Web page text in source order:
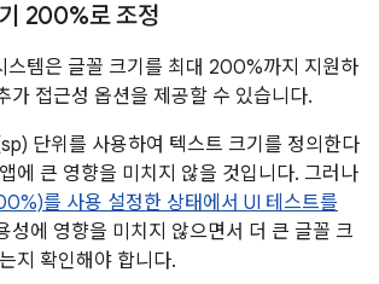
200%로 조정
스템은 글꼴 크기를 최대 200%까지 지원하
가 접근성 옵션을 제공할 수 있습니다.
단위를 사용하여 텍스트 크기를 정의한다
에 큰 영향을 미치지 않을 것입니다. 그러나
를 사용 설정한 상태에서 UI 테스트를
성에 영향을 미치지 않으면서 더 큰 글꼴 크
지 확인해야 합니다.